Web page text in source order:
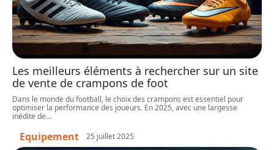
Les meilleurs éléments à rechercher sur un site
de vente de crampons de foot
Dans le monde du football, le choix des crampons est essentiel pour
optimiser la performance des joueurs. En 2025, avec une largesse
inédite de…
Equipement 25 juillet 2025